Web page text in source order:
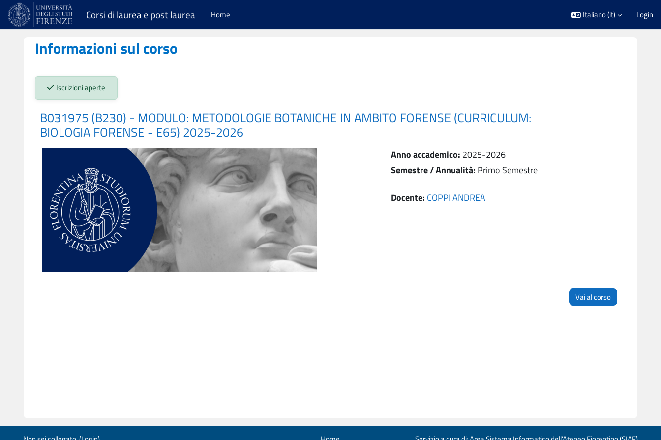
Vai al contenuto principale
Corsi di laurea e post laurea Home Italiano ‎(it)‎ Login
Informazioni sul corso
Stato iscrizioni:
Iscrizioni aperte
B031975 (B230) - MODULO: METODOLOGIE BOTANICHE IN AMBITO FORENSE (CURRICULUM:
BIOLOGIA FORENSE - E65) 2025-2026
Anno accademico: 2025-2026
Semestre / Annualità: Primo Semestre
Docente: COPPI ANDREA
Vai al corso